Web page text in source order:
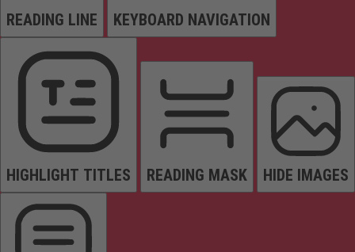
READING LINE KEYBOARD NAVIGATION
HIGHLIGHT TITLES READING MASK HIDE IMAGES